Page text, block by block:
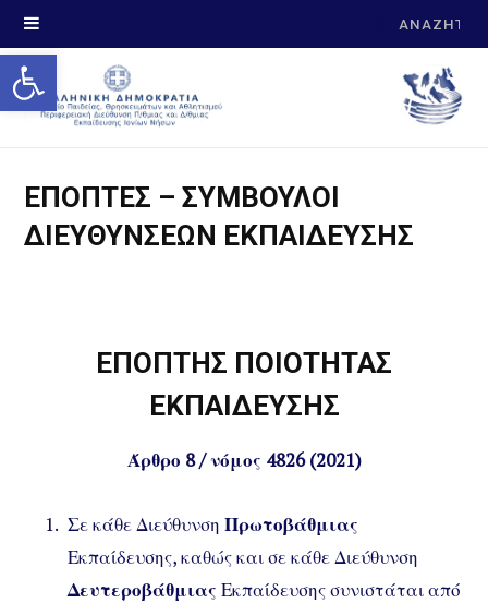
Open toolbar
Search
ΕΠΟΠΤΕΣ – ΣΥΜΒΟΥΛΟΙ
ΔΙΕΥΘΥΝΣΕΩΝ ΕΚΠΑΙΔΕΥΣΗΣ
ΕΠΟΠΤΗΣ ΠΟΙΟΤΗΤΑΣ
ΕΚΠΑΙΔΕΥΣΗΣ
Άρθρο 8 / νόμος 4826 (2021)
Σε κάθε Διεύθυνση Πρωτοβάθμιας
Εκπαίδευσης, καθώς και σε κάθε Διεύθυνση
Δευτεροβάθμιας Εκπαίδευσης συνιστάται από